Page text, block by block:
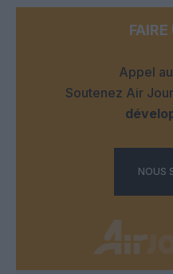
Appel
Soutenez Air
NOUS